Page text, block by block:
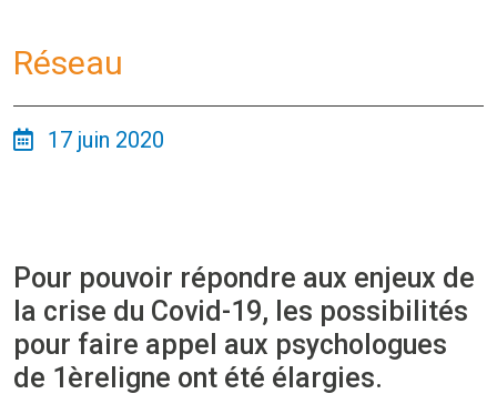
Réseau
17 juin 2020
Pour pouvoir répondre aux enjeux de
la crise du Covid-19, les possibilités
pour faire appel aux psychologues
de 1èreligne ont été élargies.